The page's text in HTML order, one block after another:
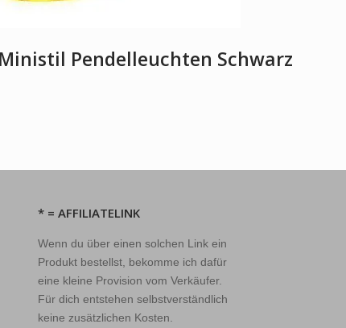
Pendelleuchten Schwarz
* = AFFILIATELINK
Wenn du über einen solchen Link ein
Produkt bestellst, bekomme ich dafür
eine kleine Provision vom Verkäufer.
Für dich entstehen selbstverständlich
keine zusätzlichen Kosten.